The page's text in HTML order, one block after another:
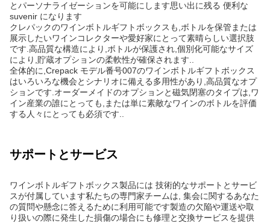
とパーソナライゼーションを可能にします思い出に残る 便利な
suvenir になります
クレパックのワインボトルギフトボックスも,ボトルを保管または
展示したいワインコレクターや愛好家にとって素晴らしい選択肢
です.高品質な構造により,ボトルが保護され,個別化可能なサイズ
により,貯蔵オプションの柔軟性が確保されます..
全体的に,Crepack モデル番号007のワインボトルギフトボックス
はいろいろな機会とシナリオに備える多用性があり,高品質なオプ
ションです.オーダーメイドのオプションと磁気閉塞のタイプは,ワ
イン産業の誰にとっても,または単に素敵なワインのボトルを評価
する人々にとっても必須です..
サポートとサービス
ワインボトルギフトボックス製品には 技術的なサポートとサービ
スが付属しています私たちの専門家チームは, 集会に関するあなた
の質問や懸念に答えるために利用可能です製造の欠陥や運送や取
り扱いの際に発生した損傷の場合にも修理と交換サービスを提供